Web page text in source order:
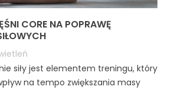
CORE NA POPRAWĘ
siły jest elementem treningu, który
na tempo zwiększania masy